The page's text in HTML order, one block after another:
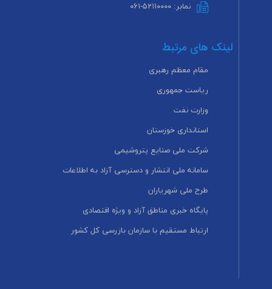
نمابر: ۵۲۱۱۰۰۰۰-۰۶۱
لینک های مرتبط
مقام معظم رهبری
ریاست جمهوری
وزارت نفت
استانداری خوزستان
شرکت ملی صنایع پتروشیمی
سامانه ملی انتشار و دسترسی آزاد به اطلاعات
طرح ملی شهریاران
پایگاه خبری مناطق آزاد و ویژه اقتصادی
ارتباط مستقیم با سازمان بازرسی کل کشور